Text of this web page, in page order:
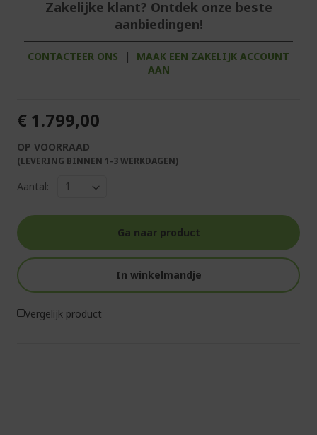
Zakelijke klant? Ontdek onze beste
aanbiedingen!
CONTACTEER ONS |
MAAK EEN ZAKELIJK ACCOUNT
AAN
€ 1.799,00
OP VOORRAAD
(LEVERING BINNEN 1-3 WERKDAGEN)
Aantal:
Ga naar product
In winkelmandje
Vergelijk product